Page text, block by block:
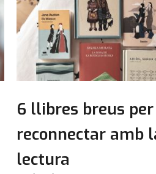
6 llibres breus per
reconnectar amb
lectura